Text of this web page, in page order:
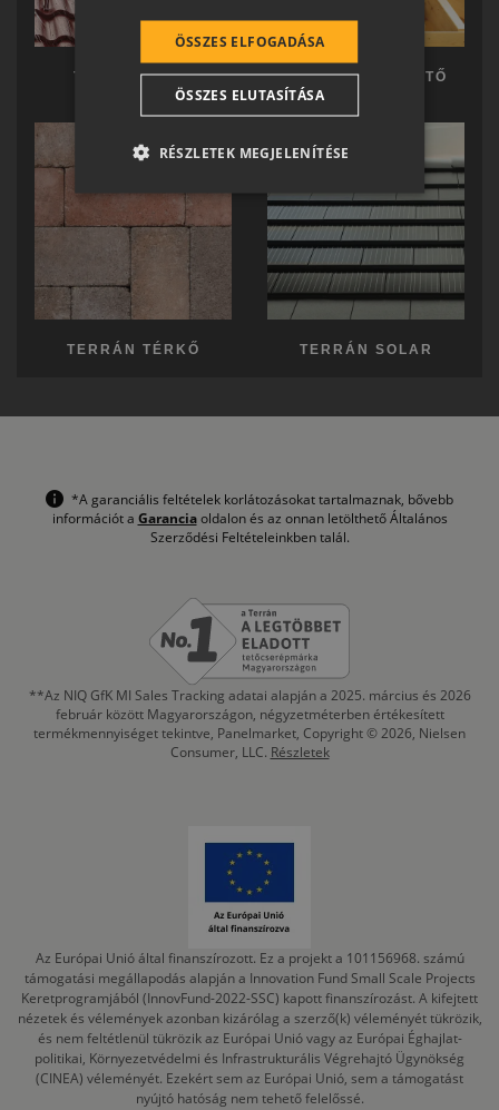
TERRÁN TETŐ TERRÁN KÉSZTETŐ
TERRÁN TÉRKŐ TERRÁN SOLAR
*A garanciális feltételek korlátozásokat tartalmaznak, bővebb
információt a Garanciaoldalon és az onnan letölthető Általános
Szerződési Feltételeinkben talál.
**Az NIQ GfK MI Sales Tracking adatai alapján a 2025. március és 2026
február között Magyarországon, négyzetméterben értékesített
termékmennyiséget tekintve, Panelmarket, Copyright © 2026, Nielsen
Consumer, LLC. Részletek
Az Európai Unió által finanszírozott. Ez a projekt a 101156968. számú
támogatási megállapodás alapján a Innovation Fund Small Scale Projects
Keretprogramjából (InnovFund-2022-SSC) kapott finanszírozást. A kifejtett
nézetek és vélemények azonban kizárólag a szerző(k) véleményét tükrözik,
és nem feltétlenül tükrözik az Európai Unió vagy az Európai Éghajlat-
politikai, Környezetvédelmi és Infrastrukturális Végrehajtó Ügynökség
(CINEA) véleményét. Ezekért sem az Európai Unió, sem a támogatást
nyújtó hatóság nem tehető felelőssé.
CROATIAN
SR
RO-HU
ITALIAN
ÖSSZES ELFOGADÁSA
ÖSSZES ELUTASÍTÁSA
RÉSZLETEK MEGJELENÍTÉSE